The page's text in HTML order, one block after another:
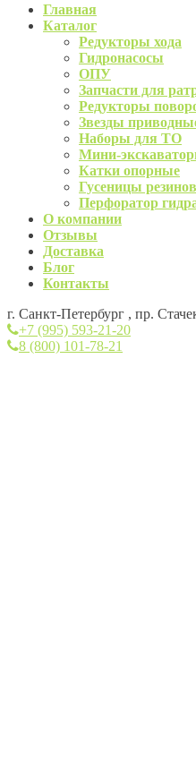
Главная
Каталог
Редукторы хода
Гидронасосы
ОПУ
Запчасти для
Редукторы
Звезды
Наборы для ТО
Мини-
Катки опорные
Гусеницы
Перфоратор
О компании
Отзывы
Доставка
Блог
Контакты
г. Санкт-Петербург , пр.
+7 (995) 593-21-20
8 (800) 101-78-21